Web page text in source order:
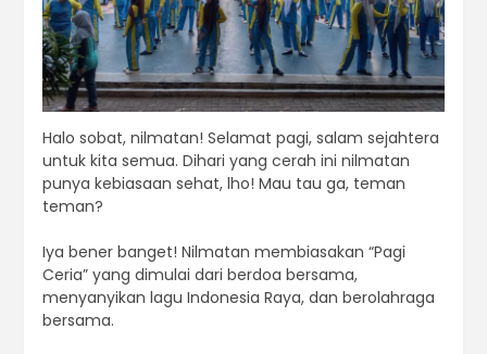
Halo sobat, nilmatan! Selamat pagi, salam sejahtera
untuk kita semua. Dihari yang cerah ini nilmatan
punya kebiasaan sehat, lho! Mau tau ga, teman
teman?
Iya bener banget! Nilmatan membiasakan “Pagi
Ceria” yang dimulai dari berdoa bersama,
menyanyikan lagu Indonesia Raya, dan berolahraga
bersama.